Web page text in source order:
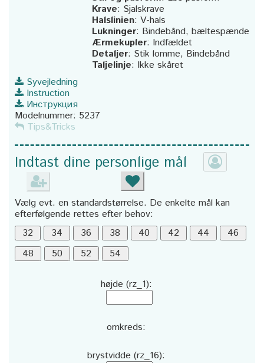
Krave: Sjalskrave
Halslinien: V-hals
Lukninger: Bindebånd, bæltespænde
Ærmekupler: Indfældet
Detaljer: Stik lomme, Bindebånd
Taljelinje: Ikke skåret
Syvejledning
Instruction
Инструкция
Modelnummer: 5237
Tips&Tricks
Indtast dine personlige mål
Vælg evt. en standardstørrelse. De enkelte mål kan
efterfølgende rettes efter behov:
højde (rz_1):
omkreds:
brystvidde (rz_16):